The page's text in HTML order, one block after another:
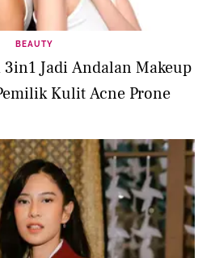
BEAUTY
Jadi Andalan Makeup
Kulit Acne Prone